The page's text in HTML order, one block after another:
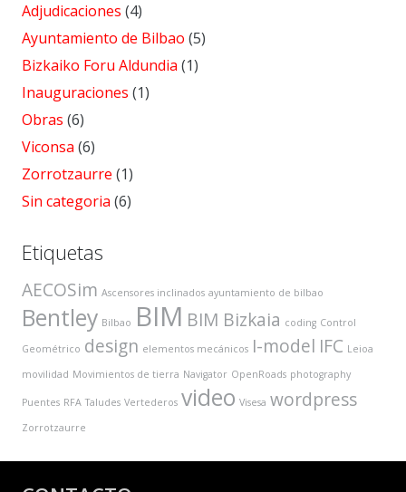
Adjudicaciones (4)
Ayuntamiento de Bilbao (5)
Bizkaiko Foru Aldundia (1)
Inauguraciones (1)
Obras (6)
Viconsa (6)
Zorrotzaurre (1)
Sin categoria (6)
Etiquetas
AECOSim Ascensores inclinados ayuntamiento de bilbao
Bentley Bilbao BIM BIM Bizkaia coding Control
Geométrico design elementos mecánicos I-model IFC Leioa
movilidad Movimientos de tierra Navigator OpenRoads photography
Puentes RFA Taludes Vertederos video Visesa wordpress
Zorrotzaurre